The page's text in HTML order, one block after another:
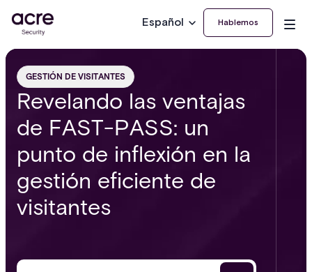
Español Hablemos
GESTIÓN DE VISITANTES
Revelando las ventajas
de FAST-PASS: un
punto de inflexión en la
gestión eficiente de
visitantes